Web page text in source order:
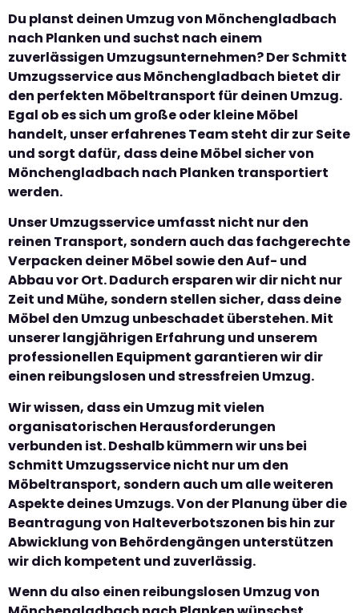
Du planst deinen Umzug von Mönchengladbach
nach Planken und suchst nach einem
zuverlässigen Umzugsunternehmen? Der Schmitt
Umzugsservice aus Mönchengladbach bietet dir
den perfekten Möbeltransport für deinen Umzug.
Egal ob es sich um große oder kleine Möbel
handelt, unser erfahrenes Team steht dir zur Seite
und sorgt dafür, dass deine Möbel sicher von
Mönchengladbach nach Planken transportiert
werden.
Unser Umzugsservice umfasst nicht nur den
reinen Transport, sondern auch das fachgerechte
Verpacken deiner Möbel sowie den Auf- und
Abbau vor Ort. Dadurch ersparen wir dir nicht nur
Zeit und Mühe, sondern stellen sicher, dass deine
Möbel den Umzug unbeschadet überstehen. Mit
unserer langjährigen Erfahrung und unserem
professionellen Equipment garantieren wir dir
einen reibungslosen und stressfreien Umzug.
Wir wissen, dass ein Umzug mit vielen
organisatorischen Herausforderungen
verbunden ist. Deshalb kümmern wir uns bei
Schmitt Umzugsservice nicht nur um den
Möbeltransport, sondern auch um alle weiteren
Aspekte deines Umzugs. Von der Planung über die
Beantragung von Halteverbotszonen bis hin zur
Abwicklung von Behördengängen unterstützen
wir dich kompetent und zuverlässig.
Wenn du also einen reibungslosen Umzug von